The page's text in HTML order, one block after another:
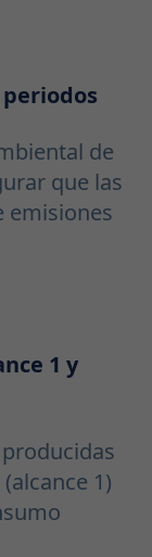
de
que las
emisiones
1 y
1)